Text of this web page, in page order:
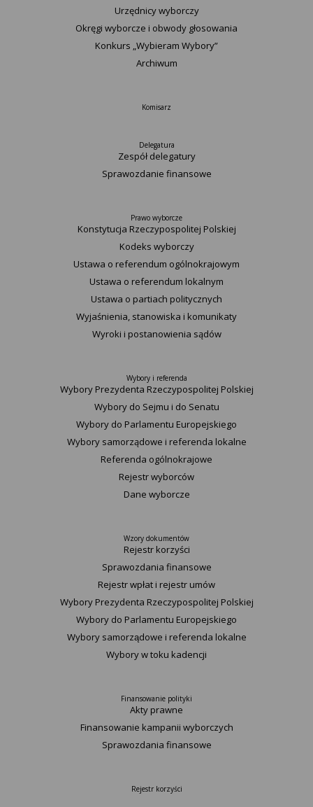
Urzędnicy wyborczy
Okręgi wyborcze i obwody głosowania
Konkurs „Wybieram Wybory”
Archiwum
Komisarz
Delegatura
Zespół delegatury
Sprawozdanie finansowe
Prawo wyborcze
Konstytucja Rzeczypospolitej Polskiej​
Kodeks wyborczy
Ustawa o referendum ogólnokrajowym
Ustawa o referendum lokalnym
Ustawa o partiach politycznych
Wyjaśnienia, stanowiska i komunikaty
Wyroki i postanowienia sądów
Wybory i referenda
Wybory Prezydenta Rzeczypospolitej Polskiej
Wybory do Sejmu i do Senatu
Wybory do Parlamentu Europejskiego
Wybory samorządowe i referenda lokalne
Referenda ogólnokrajowe
Rejestr wyborców
Dane wyborcze
Wzory dokumentów
Rejestr korzyści
Sprawozdania finansowe
Rejestr wpłat i rejestr umów
Wybory Prezydenta Rzeczypospolitej Polskiej
Wybory do Parlamentu Europejskiego
Wybory samorządowe i referenda lokalne
Wybory w toku kadencji
Finansowanie polityki
Akty prawne
Finansowanie kampanii wyborczych
Sprawozdania finansowe
Rejestr korzyści